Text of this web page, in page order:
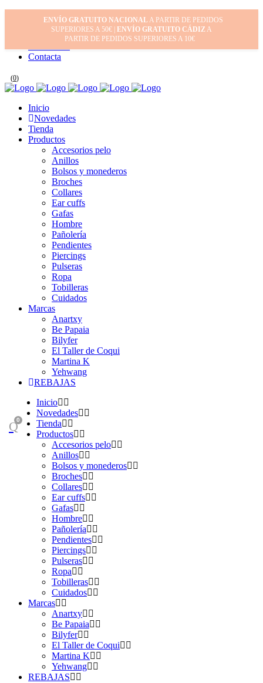
Mi cuenta
Cuidado de tus joyas
Contacta
(0)
Inicio
Novedades
Tienda
Productos
Accesorios pelo
Anillos
Bolsos y monederos
Broches
Collares
Ear cuffs
Gafas
Hombre
Pañolería
Pendientes
Piercings
Pulseras
Ropa
Tobilleras
Cuidados
Marcas
Anartxy
Be Papaia
Bilyfer
El Taller de Coqui
Martina K
Yehwang
REBAJAS
0
Inicio
Novedades
Tienda
Productos
Accesorios pelo
Anillos
Bolsos y monederos
Broches
Collares
Ear cuffs
Gafas
Hombre
Pañolería
Pendientes
Piercings
Pulseras
Ropa
Tobilleras
Cuidados
Marcas
Anartxy
Be Papaia
Bilyfer
El Taller de Coqui
Martina K
Yehwang
REBAJAS
ENVÍO GRATUITO NACIONALA PARTIR DE PEDIDOS
SUPERIORES A 50€ | ENVÍO GRATUITO CÁDIZA
PARTIR DE PEDIDOS SUPERIORES A 10€